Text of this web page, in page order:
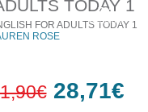
7%
έκπτωση
FOR ADULTS TODAY 1
ROSE
28,71€